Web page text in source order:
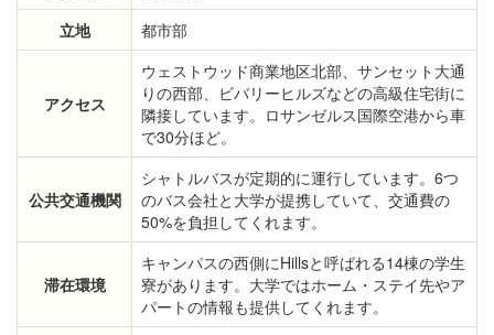
立地
都市部
アクセス
ウェストウッド商業地区北部、サンセット大通
りの西部、ビバリーヒルズなどの高級住宅街に
隣接しています。ロサンゼルス国際空港から車
で30分ほど。
公共交通機関
シャトルバスが定期的に運行しています。6つ
のバス会社と大学が提携していて、交通費の
50%を負担してくれます。
滞在環境
キャンパスの西側にHillsと呼ばれる14棟の学生
寮があります。大学ではホーム・ステイ先やア
パートの情報も提供してくれます。